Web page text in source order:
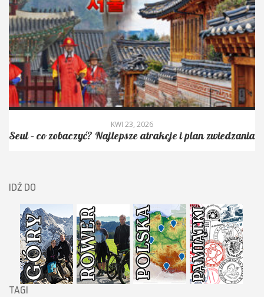
KWI 23, 2026
Seul – co zobaczyć? Najlepsze atrakcje i plan zwiedzania
IDŹ DO
TAGI